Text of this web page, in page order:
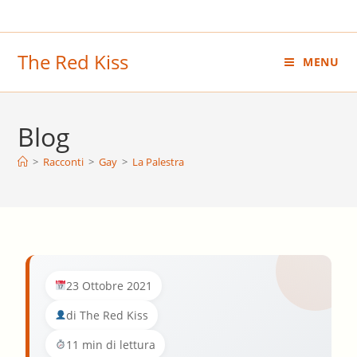
al
The Red Kiss MENU
Blog
> Racconti > Gay > La Palestra
23 Ottobre 2021
di The Red Kiss
11 min di lettura